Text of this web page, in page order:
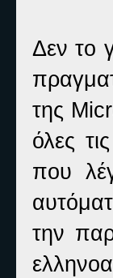
Δεν το
της
όλες
που
την